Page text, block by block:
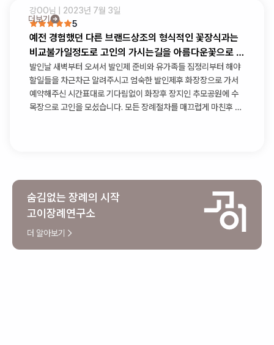
더보기
강OO님 | 2023년 7월 3일
5
예전 경험했던 다른 브랜드상조의 형식적인 꽃장식과는
비교불가일정도로 고인의 가시는길을 아름다운꽃으로 가
득채워주셨습니다
발인날 새벽부터 오셔서 발인제 준비와 유가족들 짐정리부터 해야
할일들을 차근차근 알려주시고 엄숙한 발인제후 화장장으로 가서
예약해주신 시간표대로 기다림없이 화장후 장지인 추모공원에 수
목장으로 고인을 모셨습니다. 모든 장례절차를 매끄럽게 마친후 다
숨김없는 장례의 시작
고이장례연구소
더 알아보기